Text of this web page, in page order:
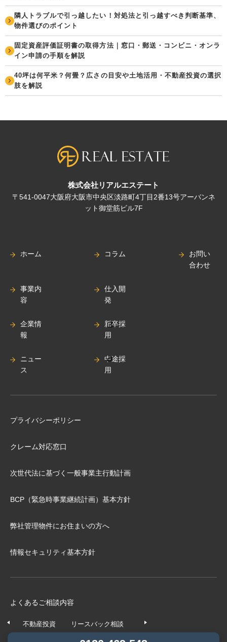
隣人トラブルで引っ越したい！対処法と引っ越すべき判断基準、
物件選びのポイント
固定資産評価証明書の取得方法｜窓口・郵送・コンビニ・オンラ
イン申請の手順を解説
40坪は何平米？何畳？広さの目安や土地活用・不動産投資の選択
肢を解説
株式会社リアルエステート
〒541-0047大阪府大阪市中央区淡路町4丁目2番13号アーバンネ
ット御堂筋ビル7F
ホーム
事業内
容
企業情
報
ニュー
ス
コラム
仕入開
発
新卒採
用
中途採
用
お問い
合わせ
プライバシーポリシー
クレーム対応窓口
次世代法に基づく⼀般事業主⾏動計画
BCP（緊急時事業継続計画）基本⽅針
弊社管理物件にお住まいの⽅へ
情報セキュリティ基本方針
よくあるご相談内容
不動産投資 リースバック相談